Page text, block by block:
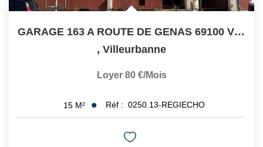
GARAGE 163 A ROUTE DE GENAS 69100 VILLEURBANNE
, Villeurbanne
Loyer 80 €/mois
15 M² Réf : 0250.13-REGIECHO